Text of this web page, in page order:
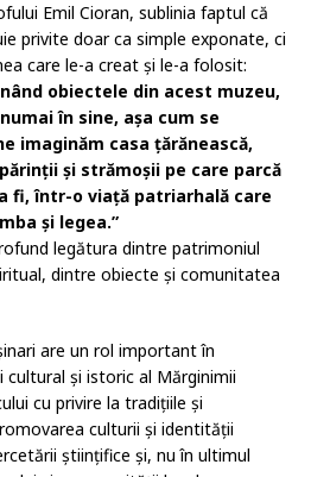
Emil Cioran, sublinia faptul că
privite doar ca simple exponate, ci
care le-a creat și le-a folosit:
obiectele din acest muzeu,
în sine, așa cum se
imaginăm casa țărănească,
și strămoșii pe care parcă
fi, într-o viață patriarhală care
și legea.”
legătura dintre patrimoniul
dintre obiecte și comunitatea
are un rol important în
și istoric al Mărginimii
cu privire la tradițiile și
culturii și identității
științifice și, nu în ultimul